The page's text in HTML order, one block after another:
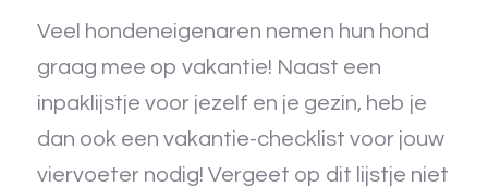
Veel hondeneigenaren nemen hun hond
graag mee op vakantie! Naast een
inpaklijstje voor jezelf en je gezin, heb je
dan ook een vakantie-checklist voor jouw
viervoeter nodig! Vergeet op dit lijstje niet